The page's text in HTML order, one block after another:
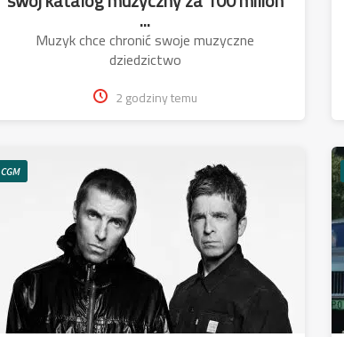
...
Muzyk chce chronić swoje muzyczne
dziedzictwo
2 godziny temu
CGM